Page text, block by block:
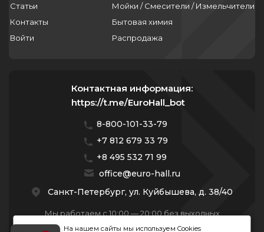
Статьи
Контакты
Войти
Мойки / Смесители / Измельчители
Бытовая химия
Распродажа
Контактная информация:
https://t.me/EuroHall_bot
8-800-101-33-79
+7 812 679 33 79
+8 495 532 71 99
office@euro-hall.ru
Санкт-Петербург, ул. Куйбышева, д. 38/40
Мы работаем с 10:00 — 20:00 без выходных
На нашем сайты мы используем Cookies